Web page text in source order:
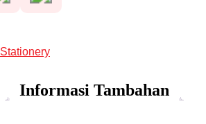
Stationery
Informasi Tambahan